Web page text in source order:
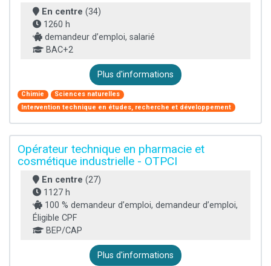
En centre (34)
1260 h
demandeur d’emploi, salarié
BAC+2
Plus d'informations
Chimie
Sciences naturelles
Intervention technique en études, recherche et développement
Opérateur technique en pharmacie et
cosmétique industrielle - OTPCI
En centre (27)
1127 h
100 % demandeur d’emploi, demandeur d’emploi,
Éligible CPF
BEP/CAP
Plus d'informations